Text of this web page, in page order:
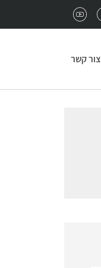
מתאים לכם מחיר
צור קשר